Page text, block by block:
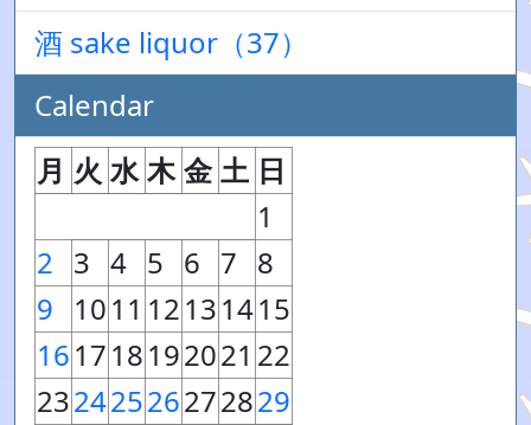
酒 sake liquor（37）
Calendar
月 火 水 木 金 土 日
1
2 3 4 5 6 7 8
9
1011 12131415
161718192021 22
23242526272829